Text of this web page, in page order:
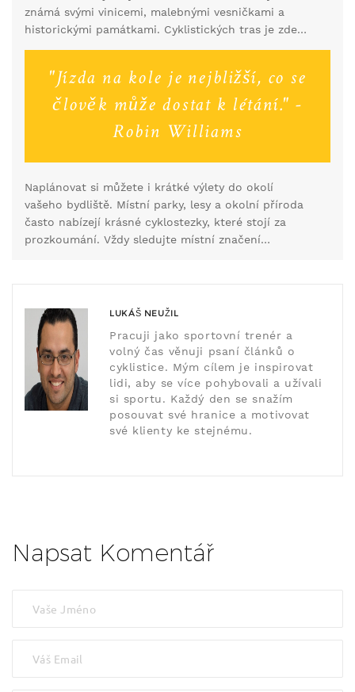
známá svými vinicemi, malebnými vesničkami a
historickými památkami. Cyklistických tras je zde
spousta, ale jednou z nejhezčích je trasa vedoucí z
Na trase můžete navštívit nádherné zámky,
ochutnat víno a poznat místní kulturu.
"Jízda na kole je nejbližší, co se
člověk může dostat k létání." -
Robin Williams
Naplánovat si můžete i krátké výlety do okolí
vašeho bydliště. Místní parky, lesy a okolní příroda
často nabízejí krásné cyklostezky, které stojí za
prozkoumání. Vždy sledujte místní značení
bezpečnost.
LUKÁŠ NEUŽIL
Pracuji jako sportovní trenér a
volný čas věnuji psaní článků o
cyklistice. Mým cílem je inspirovat
lidi, aby se více pohybovali a užívali
si sportu. Každý den se snažím
posouvat své hranice a motivovat
své klienty ke stejnému.
Napsat Komentář